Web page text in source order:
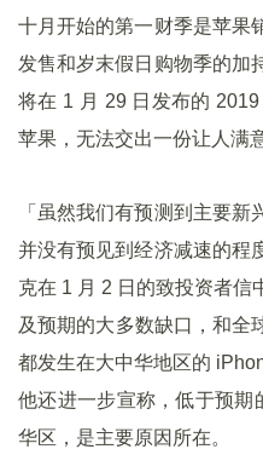
十月开始的第一财季是苹果
发售和岁末假日购物季的加
将在 1 月 29 日发布的
苹果，无法交出一份让人满
「虽然我们有预测到主要
并没有预见到经济减速的程
克在 1 月 2 日的致投资者信
及预期的大多数缺口，和全
都发生在大中华地区的
他还进一步宣称，低于预期
华区，是主要原因所在。